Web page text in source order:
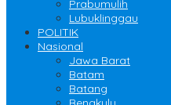
Prabumulih
Lubuklinggau
POLITIK
Nasional
Jawa Barat
Batam
Batang